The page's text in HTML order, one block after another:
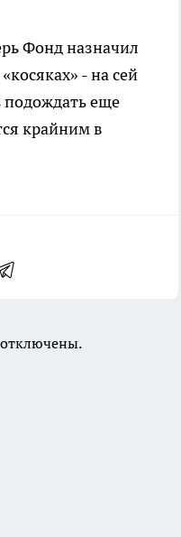
Фонд назначил
- на сей
подождать еще
крайним в